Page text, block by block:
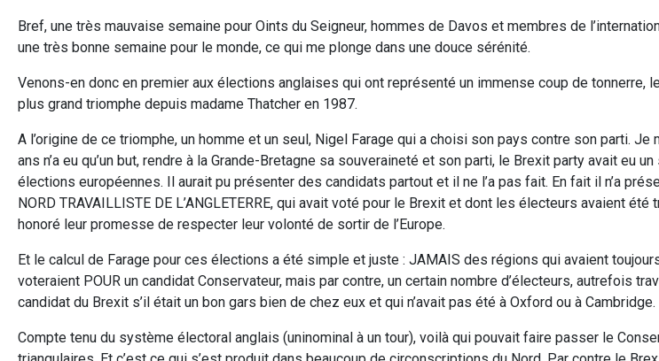
Bref, une très mauvaise semaine pour Oints du Seigneur, hommes de Davos et membres de
une très bonne semaine pour le monde, ce qui me plonge dans une douce sérénité.
Venons-en donc en premier aux élections anglaises qui ont représenté un immense coup de tonnerre,
plus grand triomphe depuis madame Thatcher en 1987.
A l’origine de ce triomphe, un homme et un seul, Nigel Farage qui a choisi son pays contre son parti. Je
ans n’a eu qu’un but, rendre à la Grande-Bretagne sa souveraineté et son parti, le Brexit party avait eu
élections européennes. Il aurait pu présenter des candidats partout et il ne l’a pas fait. En fait il n’a
NORD TRAVAILLISTE DE L’ANGLETERRE, qui avait voté pour le Brexit et dont les électeurs avaient été
honoré leur promesse de respecter leur volonté de sortir de l’Europe.
Et le calcul de Farage pour ces élections a été simple et juste : JAMAIS des régions qui avaient
voteraient POUR un candidat Conservateur, mais par contre, un certain nombre d’électeurs, autrefois
candidat du Brexit s’il était un bon gars bien de chez eux et qui n’avait pas été à Oxford ou à Cambridge.
Compte tenu du système électoral anglais (uninominal à un tour), voilà qui pouvait faire passer le